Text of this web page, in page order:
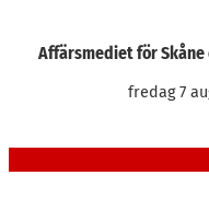
Affärsmediet för Skåne
fredag 7